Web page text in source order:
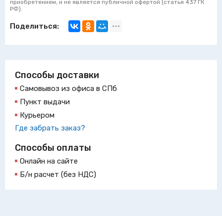
приобретением, и не является публичной офертой (статья 437 ГК
РФ).
Поделиться:
Способы доставки
Самовывоз из офиса в СПб
Пункт выдачи
Курьером
Где забрать заказ?
Способы оплаты
Онлайн на сайте
Б/н расчет (без НДС)